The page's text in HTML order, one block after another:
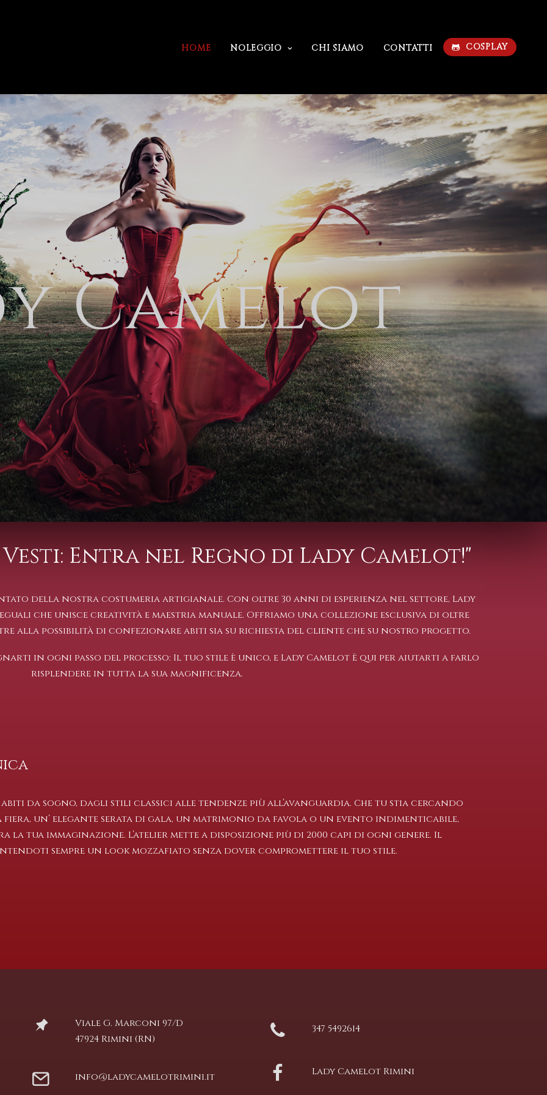
HOME NOLEGGIO CHI SIAMO CONTATTI COSPLAY
yCamelot
Entra nel Regno di Lady Camelot!"
della nostra costumeria artigianale. Con oltre 30 anni di esperienza nel settore, Lady
che unisce creatività e maestria manuale. Offriamo una collezione esclusiva di oltre
alla possibilità di confezionare abiti sia su richiesta del cliente che su nostro progetto.
in ogni passo del processo: Il tuo stile è unico, e Lady Camelot è qui per aiutarti a farlo
risplendere in tutta la sua magnificenza.
da sogno, dagli stili classici alle tendenze più all’avanguardia. Che tu stia cercando
fiera, un’ elegante serata di gala, un matrimonio da favola o un evento indimenticabile,
tua immaginazione. L’atelier mette a disposizione più di 2000 capi di ogni genere. Il
sempre un look mozzafiato senza dover compromettere il tuo stile.
Viale G. Marconi 97/D
47924 Rimini (RN)
info@ladycamelotrimini.it
347 5492614
Lady Camelot Rimini